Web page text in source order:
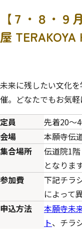
【７・８・９
屋 TERAKOYA
未来に残したい文化
催。どなたでもお気軽
定員
先着20～
会場
本願寺伝
集合場所
伝道院1
となります
参加費
下記チラ
によって
申込方法
本願寺未
ト、チラ